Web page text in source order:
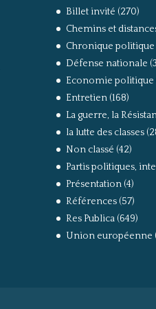
Billet invité (270)
Chemins et
Chronique politique
Défense nationale
Economie politique
Entretien(168)
La guerre, la
la lutte des classes
Non classé (42)
Partis politiques,
Présentation(4)
Références(57)
Res Publica(649)
Union européenne